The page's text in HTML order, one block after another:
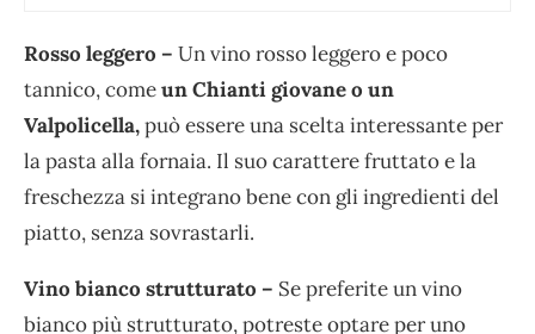
Rosso leggero – Un vino rosso leggero e poco
tannico, comeun Chianti giovane o un
Valpolicella,può essere una scelta interessante per
la pasta alla fornaia. Il suo carattere fruttato e la
freschezza si integrano bene con gli ingredienti del
piatto, senza sovrastarli.
Vino bianco strutturato – Se preferite un vino
bianco più strutturato, potreste optare per uno